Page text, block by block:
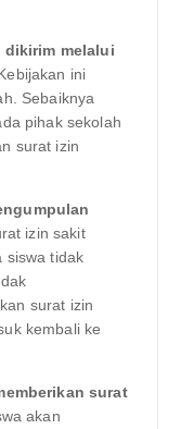
dikirim melalui
ini
Sebaiknya
pihak sekolah
surat izin
izin sakit
siswa tidak
surat izin
kembali ke
surat
akan